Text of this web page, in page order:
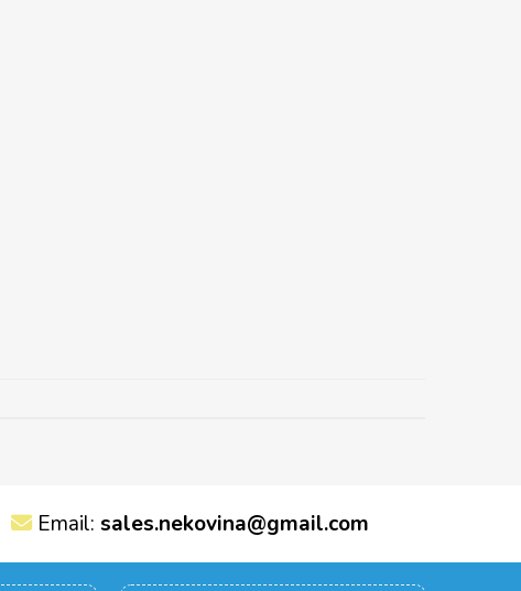
Email: sales.nekovina@gmail.com